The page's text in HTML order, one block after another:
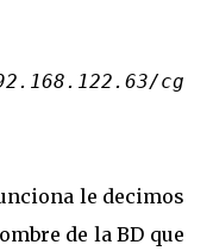
cgi-
le decimos
de la BD que